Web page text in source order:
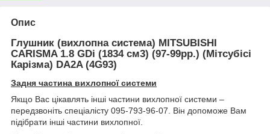
Опис
Глушник (вихлопна система) MITSUBISHI
CARISMA 1.8 GDi (1834 см3) (97-99рр.) (Мітсубісі
Карізма) DA2A(4G93)
Задня частина вихлопної системи
Якщо Вас цікавлять інші частини вихлопної системи –
передзвоніть спеціалісту 095-793-96-07. Він допоможе Вам
підібрати інші частини вихлопної.